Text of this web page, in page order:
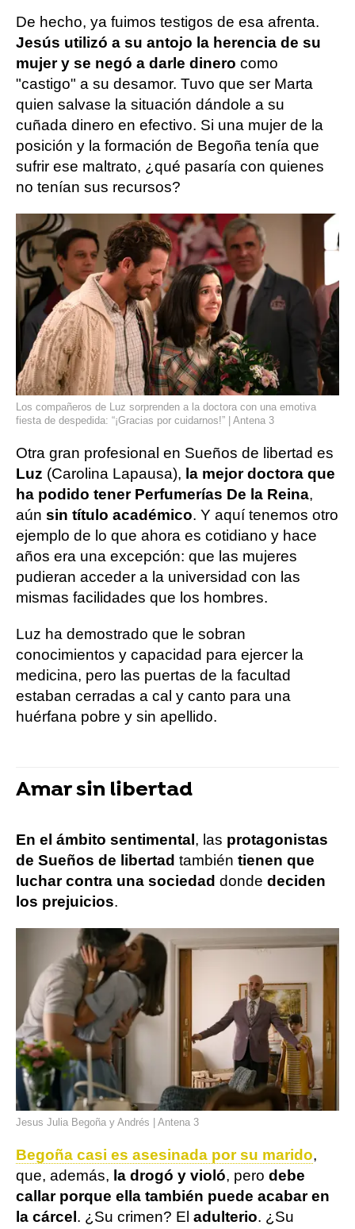
De hecho, ya fuimos testigos de esa afrenta.
Jesús utilizó a su antojo la herencia de su
mujer y se negó a darle dinero como
"castigo" a su desamor. Tuvo que ser Marta
quien salvase la situación dándole a su
cuñada dinero en efectivo. Si una mujer de la
posición y la formación de Begoña tenía que
sufrir ese maltrato, ¿qué pasaría con quienes
no tenían sus recursos?
Los compañeros de Luz sorprenden a la doctora con una emotiva
fiesta de despedida: “¡Gracias por cuidarnos!” | Antena 3
Otra gran profesional en Sueños de libertad es
Luz (Carolina Lapausa), la mejor doctora que
ha podido tener Perfumerías De la Reina,
aún sin título académico. Y aquí tenemos otro
ejemplo de lo que ahora es cotidiano y hace
años era una excepción: que las mujeres
pudieran acceder a la universidad con las
mismas facilidades que los hombres.
Luz ha demostrado que le sobran
conocimientos y capacidad para ejercer la
medicina, pero las puertas de la facultad
estaban cerradas a cal y canto para una
huérfana pobre y sin apellido.
Amar sin libertad
En el ámbito sentimental , las protagonistas
de Sueños de libertad también tienen que
luchar contra una sociedad donde deciden
los prejuicios.
Jesus Julia Begoña y Andrés | Antena 3
Begoña casi es asesinada por su marido,
que, además, la drogó y violó, pero debe
callar porque ella también puede acabar en
la cárcel. ¿Su crimen? El adulterio. ¿Su